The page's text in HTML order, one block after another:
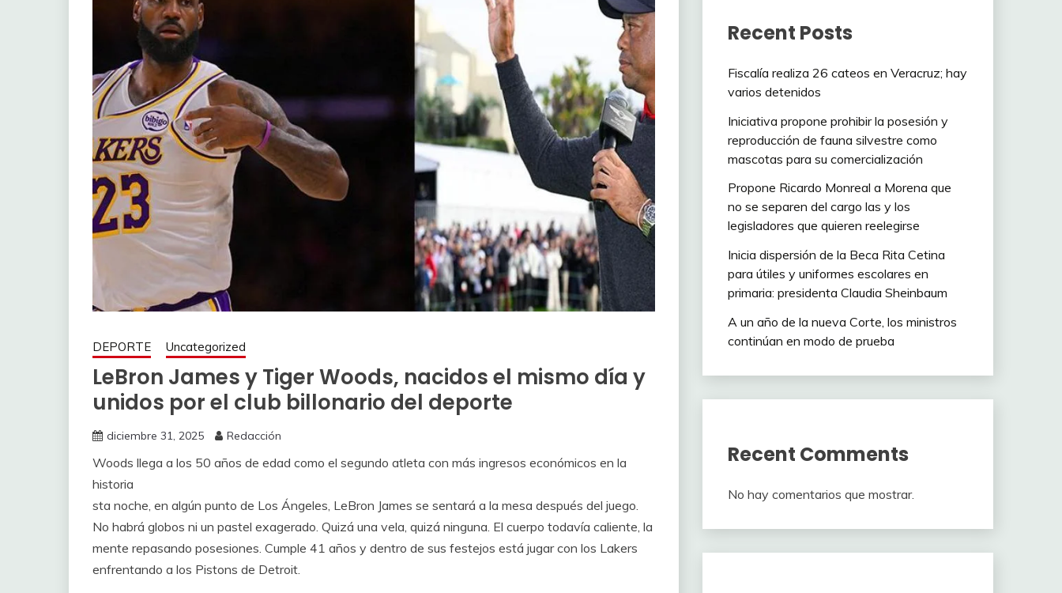
DEPORTE Uncategorized
LeBron James y Tiger Woods, nacidos el mismo día y
unidos por el club billonario del deporte
diciembre 31, 2025 Redacción
Woods llega a los 50 años de edad como el segundo atleta con más ingresos económicos en la
historia
sta noche, en algún punto de Los Ángeles, LeBron James se sentará a la mesa después del juego.
No habrá globos ni un pastel exagerado. Quizá una vela, quizá ninguna. El cuerpo todavía caliente, la
mente repasando posesiones. Cumple 41 años y dentro de sus festejos está jugar con los Lakers
enfrentando a los Pistons de Detroit.
Recent Posts
Fiscalía realiza 26 cateos en Veracruz; hay
varios detenidos
Iniciativa propone prohibir la posesión y
reproducción de fauna silvestre como
mascotas para su comercialización
Propone Ricardo Monreal a Morena que
no se separen del cargo las y los
legisladores que quieren reelegirse
Inicia dispersión de la Beca Rita Cetina
para útiles y uniformes escolares en
primaria: presidenta Claudia Sheinbaum
A un año de la nueva Corte, los ministros
continúan en modo de prueba
Recent Comments
No hay comentarios que mostrar.